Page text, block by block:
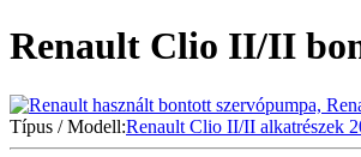
Renault Clio II/II
Típus / Modell:Renault Clio II/II alkatrészek